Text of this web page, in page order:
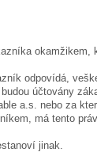
okamžikem,
odpovídá,
účtovány
a.s. nebo za
má tento
jinak.